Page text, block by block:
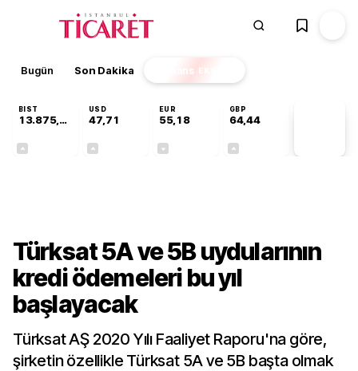
Bugün Son Dakika Finans EKSTRA
BIST
13.875,53
USD
47,71
EUR
55,18
GBP
64,44
Türksat 5A ve 5B uydularının
kredi ödemeleri bu yıl
başlayacak
Türksat AŞ 2020 Yılı Faaliyet Raporu'na göre,
şirketin özellikle Türksat 5A ve 5B başta olmak